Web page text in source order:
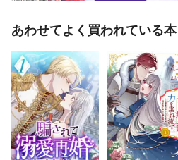
あわせてよく買われている本